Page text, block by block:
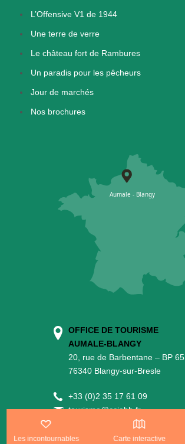
Les incontournables Carte interactive
L’Offensive V1 de 1944
Une terre de verre
Le château fort de Rambures
Un paradis pour les pêcheurs
Jour de marchés
Nos brochures
OFFICE DE TOURISME
AUMALE-BLANGY
20, rue de Barbentane – BP 65
76340 Blangy-sur-Bresle
+33 (0)2 35 17 61 09
tourisme@cciabb.fr